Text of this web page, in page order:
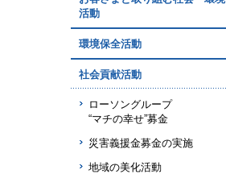
活動
環境保全活動
社会貢献活動
ローソングループ
“マチの幸せ”募金
災害義援金募金の実施
地域の美化活動